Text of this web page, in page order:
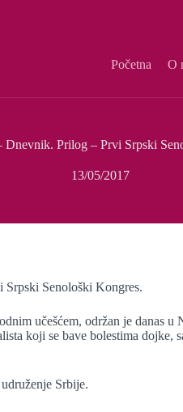
Početna O
Prilog – Prvi Srpski
13/05/2017
Senološki Kongres.
učešćem, održan je danas
koji se bave bolestima dojke,
Srbije.